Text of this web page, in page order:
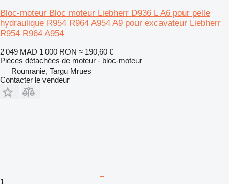
Bloc-moteur Bloc moteur Liebherr D936 L A6 pour pelle
hydraulique R954 R964 A954 A9 pour excavateur Liebherr
R954 R964 A954
2 049 MAD 1 000 RON ≈ 190,60 €
Pièces détachées de moteur - bloc-moteur
Roumanie, Targu Mrues
Contacter le vendeur
1